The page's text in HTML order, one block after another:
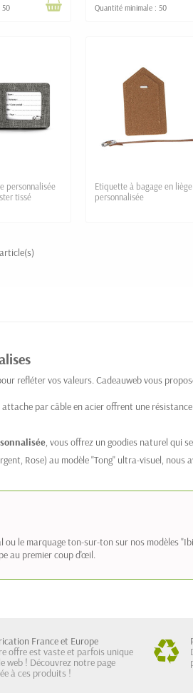
50 Quantité minimale : 50
personnalisée
tissé
Etiquette à bagage en liège
personnalisée
refléter vos valeurs. Cadeauweb vous
attache par câble en acier offrent une
, vous offrez un goodies naturel qui
Rose) au modèle "Tong" ultra-visuel,
le marquage ton-sur-ton sur nos modèles
au premier coup d'œil.
France et Europe
offre est vaste et parfois unique
web ! Découvrez notre page
à ces produits !